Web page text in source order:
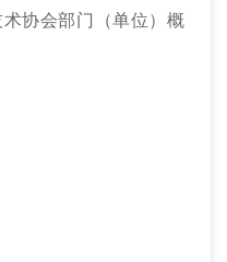
协会部门（单位）概